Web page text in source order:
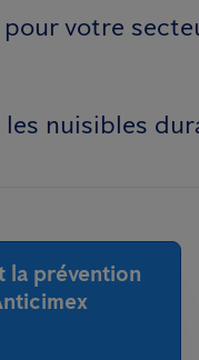
votre
nuisibles
la prévention